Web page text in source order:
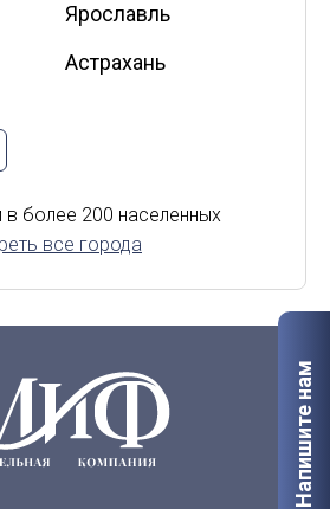
Ярославль
Астрахань
Курск
Мурманск
Тверь
более 200 населенных
все города
Напишите нам